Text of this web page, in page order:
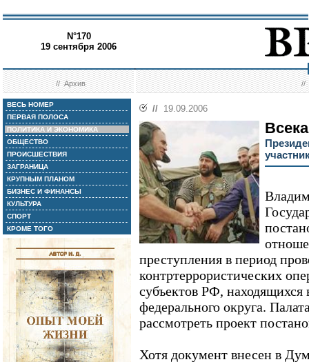
N°170
19 сентября 2006
//Архив //
ВЕСЬ НОМЕР
ПЕРВАЯ ПОЛОСА
ПОЛИТИКА И ЭКОНОМИКА
ОБЩЕСТВО
ПРОИСШЕСТВИЯ
ЗАГРАНИЦА
КРУПНЫМ ПЛАНОМ
БИЗНЕС И ФИНАНСЫ
КУЛЬТУРА
СПОРТ
КРОМЕ ТОГО
// 19.09.2006
преступления в период
контртеррористических
субъектов РФ,
федерального округа.
рассмотреть проект
Хотя документ внесен в